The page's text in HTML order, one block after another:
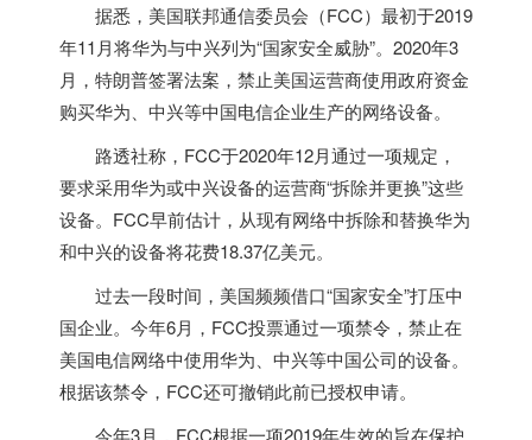
据悉， 美国联邦通信委员会（FCC）最初于2019
年11月将华为与中兴列为“国家安全威胁”。2020年3
月，特朗普签署法案，禁止美国运营商使用政府资金
购买华为、中兴等中国电信企业生产的网络设备。
路透社称，FCC于2020年12月通过一项规定，
要求采用华为或中兴设备的运营商“拆除并更换”这些
设备。FCC早前估计，从现有网络中拆除和替换华为
和中兴的设备将花费18.37亿美元。
过去一段时间， 美国频频借口“国家安全”打压中
国企业。今年6月，FCC投票通过一项禁令，禁止在
美国电信网络中使用华为、中兴等中国公司的设备。
根据该禁令，FCC还可撤销此前已授权申请。
今年3月，FCC根据一项2019年生效的旨在保护